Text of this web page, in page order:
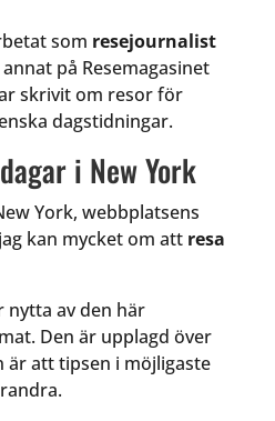
som resejournalist
på Resemagasinet
skrivit om resor för
dagstidningar.
i New York
York, webbplatsens
kan mycket om att resa
nytta av den här
Den är upplagd över
är att tipsen i möjligaste